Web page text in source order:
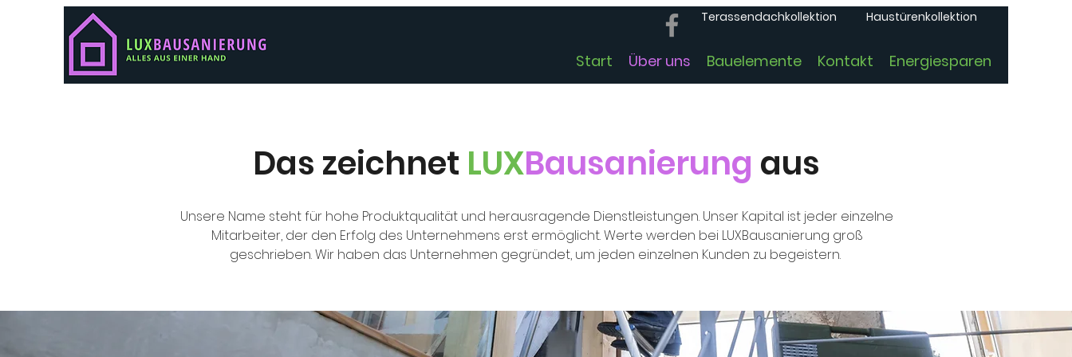
Terassendachkollektion Haustürenkollektion
Start Über uns Bauelemente Kontakt Energiesparen
Das zeichnet LUXBausanierung aus
Unsere Name steht für hohe Produktqualität und herausragende Dienstleistungen. Unser Kapital ist jeder einzelne
Mitarbeiter, der den Erfolg des Unternehmens erst ermöglicht. Werte werden bei LUXBausanierung groß
geschrieben. Wir haben das Unternehmen gegründet, um jeden einzelnen Kunden zu begeistern.